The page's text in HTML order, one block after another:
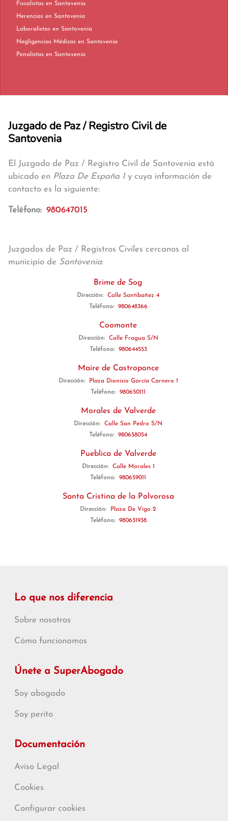
Fiscalistas en Santovenia
Herencias en Santovenia
Laboralistas en Santovenia
Negligencias Médicas en Santovenia
Penalistas en Santovenia
Juzgado de Paz / Registro Civil de
Santovenia
El Juzgado de Paz / Registro Civil de Santovenia está
ubicado en Plaza De España 1y cuya información de
contacto es la siguiente:
Teléfono: 980647015
Juzgados de Paz / Registros Civiles cercanos al
municipio de Santovenia:
Brime de Sog
Dirección:
Calle Santibañez 4
Teléfono:
980648366
Coomonte
Dirección:
Calle Fragua S/N
Teléfono:
980644553
Maire de Castroponce
Dirección:
Plaza Dionisio García Carnero 1
Teléfono:
980650111
Morales de Valverde
Dirección:
Calle San Pedro S/N
Teléfono:
980658054
Pueblica de Valverde
Dirección:
Calle Morales 1
Teléfono:
980659011
Santa Cristina de la Polvorosa
Dirección:
Plaza De Vigo 2
Teléfono:
980631938
Lo que nos diferencia
Sobre nosotros
Cómo funcionamos
Únete a SuperAbogado
Soy abogado
Soy perito
Documentación
Aviso Legal
Cookies
Configurar cookies